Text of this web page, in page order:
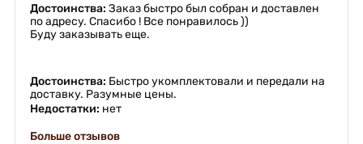
Достоинства: Заказ быстро был собран и доставлен
по адресу. Спасибо ! Все понравилось ))
Буду заказывать еще.
Достоинства: Быстро укомплектовали и передали на
доставку. Разумные цены.
Недостатки: нет
Больше отзывов